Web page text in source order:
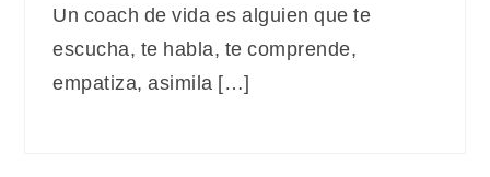
Un coach de vida es alguien que te
escucha, te habla, te comprende,
empatiza, asimila […]